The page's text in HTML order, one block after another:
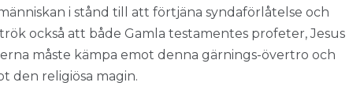
i stånd till att förtjäna syndaförlåtelse och
också att både Gamla testamentes profeter, Jesus
måste kämpa emot denna gärnings-övertro och
den religiösa magin.